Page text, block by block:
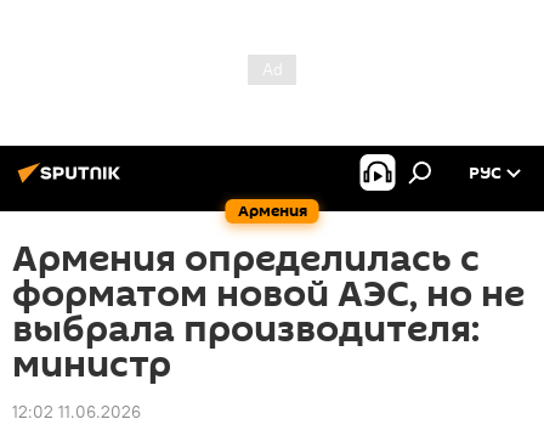
Армения
РУС
Армения определилась с
форматом новой АЭС, но не
выбрала производителя:
министр
12:02 11.06.2026